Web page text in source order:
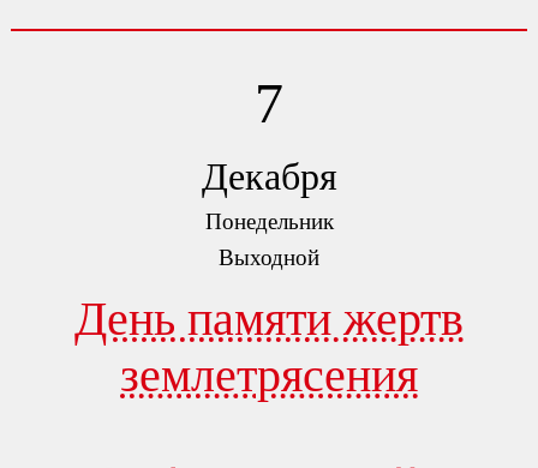
7
Декабря
Понедельник
Выходной
День памяти жертв
землетрясения